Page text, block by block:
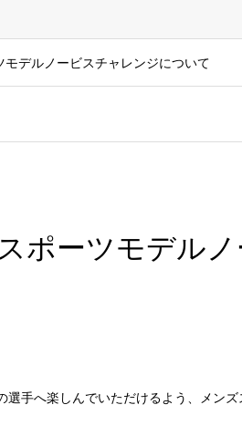
デルノービスチャレンジについて
ポーツモデル
手へ楽しんでいただけるよう、メン